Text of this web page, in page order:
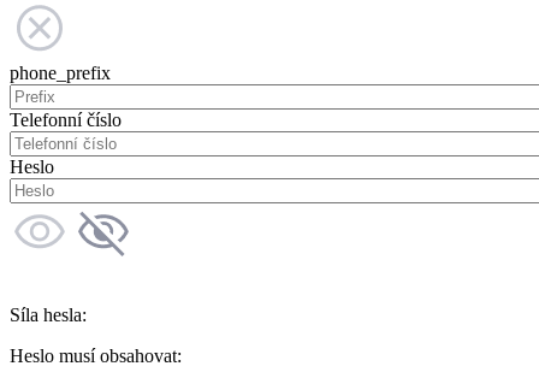
phone_prefix
Telefonní číslo
Heslo
Síla hesla:
Heslo musí obsahovat: